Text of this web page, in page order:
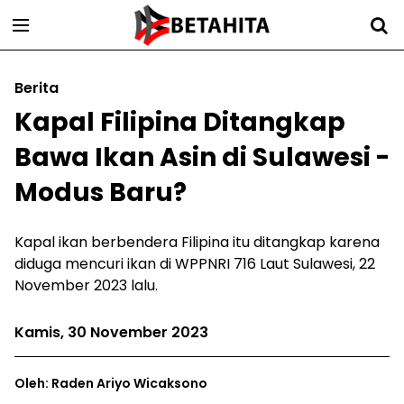
Berita
Kapal Filipina Ditangkap
Bawa Ikan Asin di Sulawesi -
Modus Baru?
Kapal ikan berbendera Filipina itu ditangkap karena
diduga mencuri ikan di WPPNRI 716 Laut Sulawesi, 22
November 2023 lalu.
Kamis, 30 November 2023
Oleh: Raden Ariyo Wicaksono